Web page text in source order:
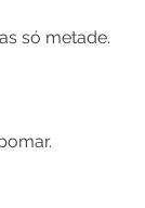
só metade.